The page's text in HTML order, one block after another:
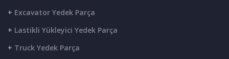
+ Excavator Yedek Parça
+ Lastikli Yükleyici Yedek Parça
+ Truck Yedek Parça